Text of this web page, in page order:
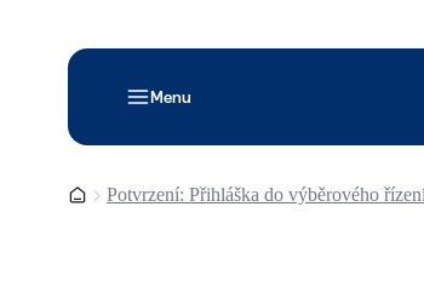
Menu
Domovská stránka
Potvrzení: Přihláška do výběrového